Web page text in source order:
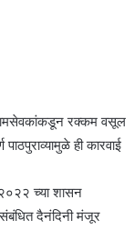
रक्कम वसूल
ही कारवाई
च्या शासन
दैनंदिनी मंजूर